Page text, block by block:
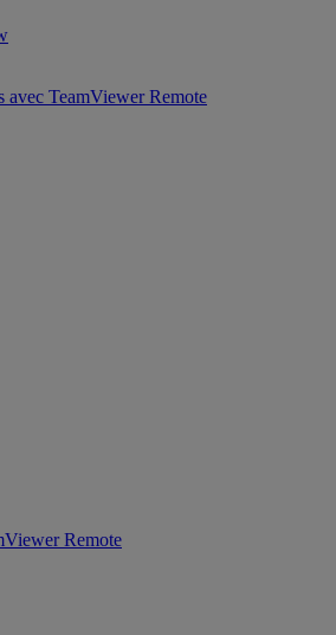
avec TeamViewer Remote
Remote